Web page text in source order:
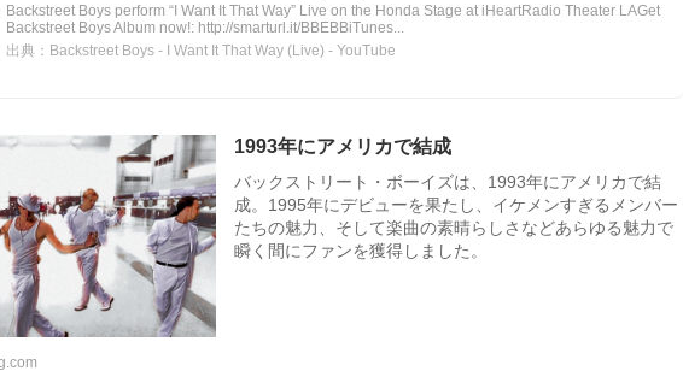
Backstreet Boys perform “I Want It That Way” Live on the Honda Stage at iHeartRadio Theater LAGet
Backstreet Boys Album now!: http://smarturl.it/BBEBBiTunes...
出典：Backstreet Boys - I Want It That Way (Live) - YouTube
1993年にアメリカで結成
バックストリート・ボーイズは、1993年にアメリカで結
成。1995年にデビューを果たし、イケメンすぎるメンバー
たちの魅力、そして楽曲の素晴らしさなどあらゆる魅力で
瞬く間にファンを獲得しました。